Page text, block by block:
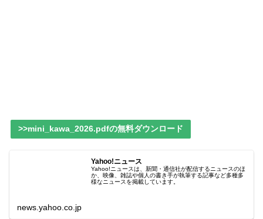
>>mini_kawa_2026.pdfの無料ダウンロード
Yahoo!ニュース
Yahoo!ニュースは、新聞・通信社が配信するニュースのほ
か、映像、雑誌や個人の書き手が執筆する記事など多種多
様なニュースを掲載しています。
news.yahoo.co.jp